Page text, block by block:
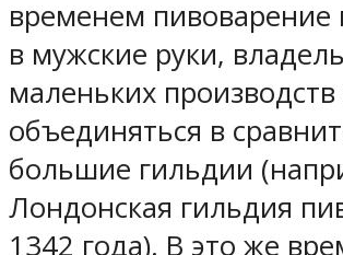
временем
в мужские руки,
маленьких производств
объединяться в
большие гильдии
Лондонская гильдия
1342 года). В это же